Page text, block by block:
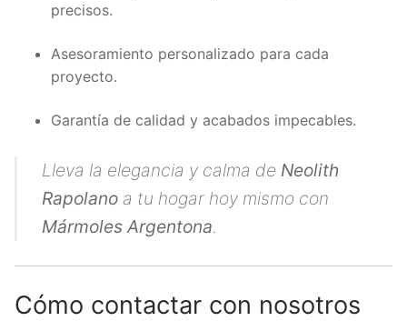
precisos.
Asesoramiento personalizado para cada
proyecto.
Garantía de calidad y acabados impecables.
Lleva la elegancia y calma de Neolith
Rapolano a tu hogar hoy mismo con
Mármoles Argentona.
Cómo contactar con nosotros